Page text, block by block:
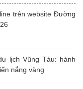
trên website Đường
lịch Vũng Tàu: hành
nắng vàng